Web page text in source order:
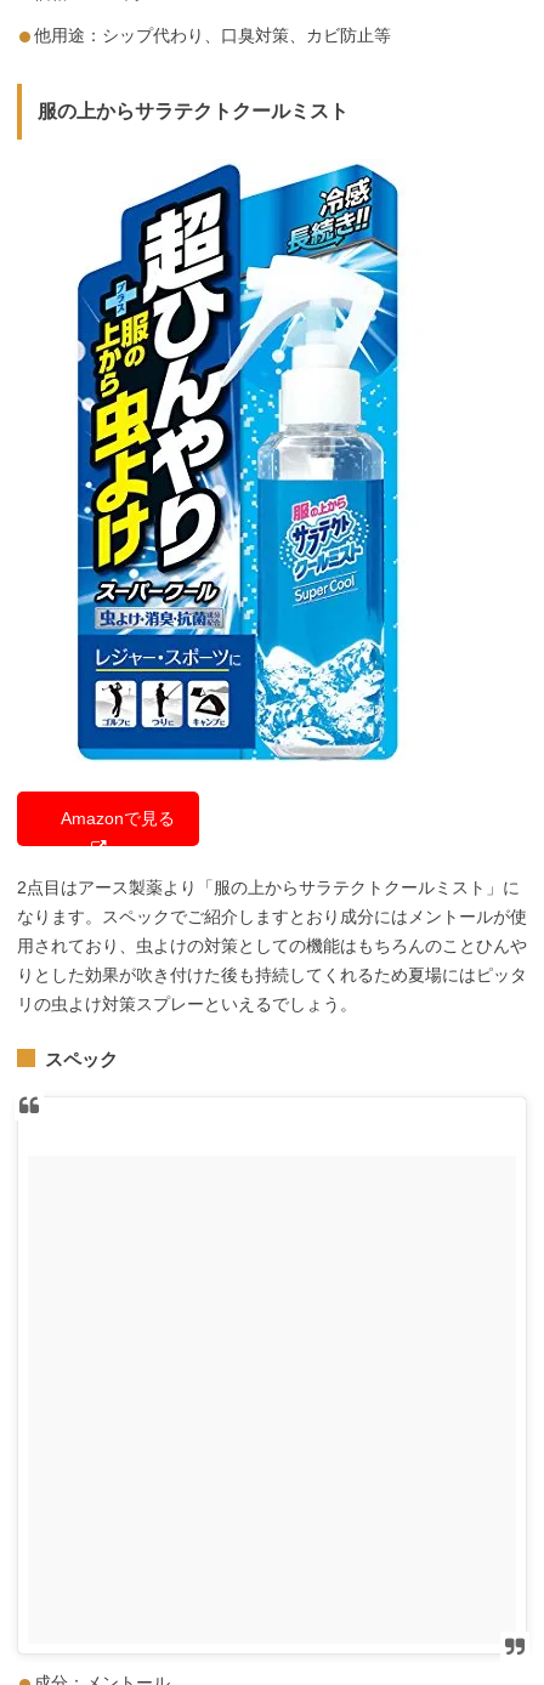
他用途：シップ代わり、口臭対策、カビ防止等
服の上からサラテクトクールミスト
Amazonで見る
2点目はアース製薬より「服の上からサラテクトクールミスト」に
なります。スペックでご紹介しますとおり成分にはメントールが使
用されており、虫よけの対策としての機能はもちろんのことひんや
りとした効果が吹き付けた後も持続してくれるため夏場にはピッタ
リの虫よけ対策スプレーといえるでしょう。
スペック